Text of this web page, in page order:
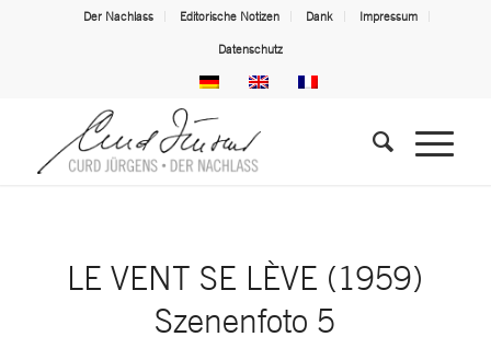
Der Nachlass Editorische Notizen Dank Impressum
Datenschutz
LE VENT SE LÈVE (1959)
Szenenfoto 5